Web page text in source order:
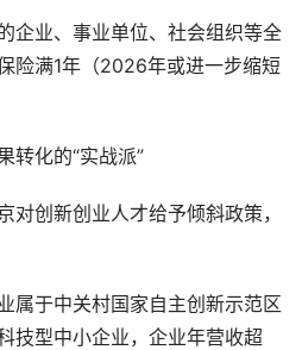
企业、事业单位、社会组织等全
险满1年（2026年或进一步缩短
转化的“实战派”
对创新创业人才给予倾斜政策，
属于中关村国家自主创新示范区
技型中小企业，企业年营收超